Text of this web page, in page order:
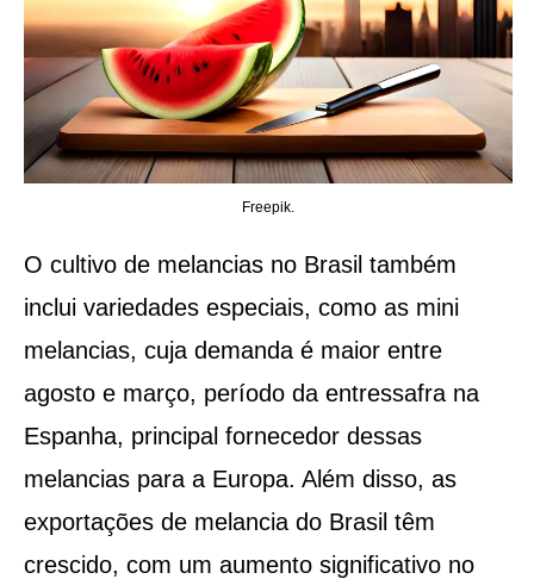
Freepik.
O cultivo de melancias no Brasil também
inclui variedades especiais, como as mini
melancias, cuja demanda é maior entre
agosto e março, período da entressafra na
Espanha, principal fornecedor dessas
melancias para a Europa. Além disso, as
exportações de melancia do Brasil têm
crescido, com um aumento significativo no